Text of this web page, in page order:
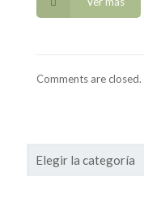
Comments are closed.
Categorías